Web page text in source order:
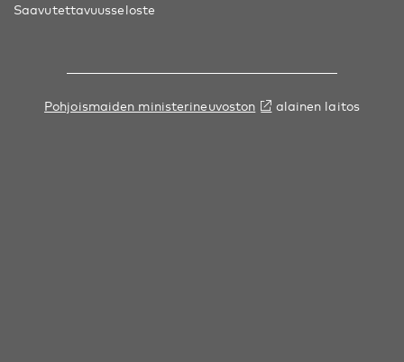
Saavutettavuusseloste
Pohjoismaiden ministerineuvoston alainen laitos